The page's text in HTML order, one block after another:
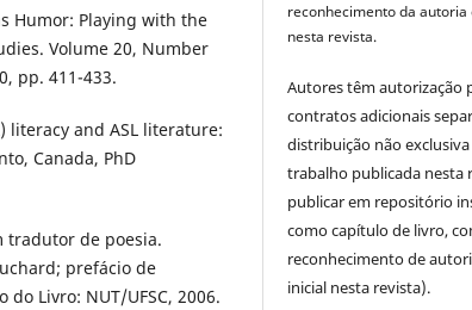
Humor: Playing with the
Volume 20, Number
pp. 411-433.
literacy and ASL literature:
Canada, PhD
tradutor de poesia.
prefácio de
Livro: NUT/UFSC, 2006.
reconhecimento da autoria
nesta revista.
Autores têm autorização
contratos adicionais
distribuição não
trabalho publicada nesta
publicar em repositório
como capítulo de livro,
reconhecimento de
inicial nesta revista).